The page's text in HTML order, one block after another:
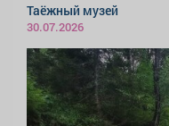
Таёжный музей
30.07.2026